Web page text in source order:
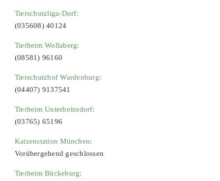
Tierschutzliga-Dorf:
(035608) 40124
Tierheim Wollaberg:
(08581) 96160
Tierschutzhof Wardenburg:
(04407) 9137541
Tierheim Unterheinsdorf:
(03765) 65196
Katzenstation München:
Vorübergehend geschlossen
Tierheim Bückeburg: